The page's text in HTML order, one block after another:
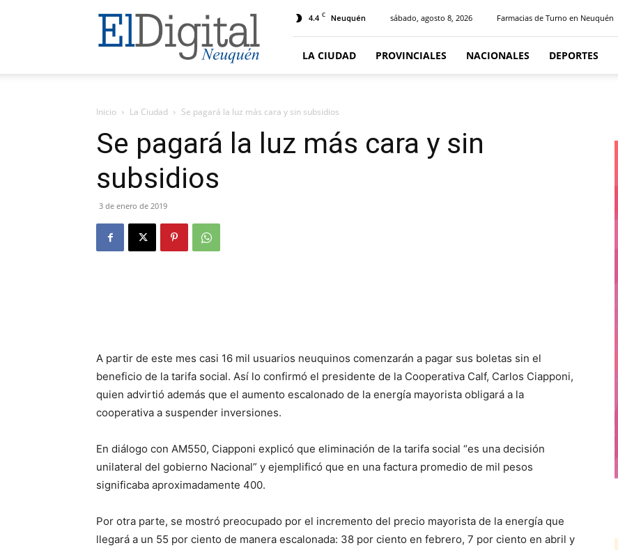
El
Digital
Neuquen
4.4 C Neuquén sábado, agosto 8, 2026 Farmacias de Turno en Neuquén
LA CIUDAD PROVINCIALES NACIONALES DEPORTES
Inicio La Ciudad Se pagará la luz más cara y sin subsidios
Se pagará la luz más cara y sin
subsidios
3 de enero de 2019
A partir de este mes casi 16 mil usuarios neuquinos comenzarán a pagar sus boletas sin el
beneficio de la tarifa social. Así lo confirmó el presidente de la Cooperativa Calf, Carlos Ciapponi,
quien advirtió además que el aumento escalonado de la energía mayorista obligará a la
cooperativa a suspender inversiones.
En diálogo con AM550, Ciapponi explicó que eliminación de la tarifa social “es una decisión
unilateral del gobierno Nacional” y ejemplificó que en una factura promedio de mil pesos
significaba aproximadamente 400.
Por otra parte, se mostró preocupado por el incremento del precio mayorista de la energía que
llegará a un 55 por ciento de manera escalonada: 38 por ciento en febrero, 7 por ciento en abril y